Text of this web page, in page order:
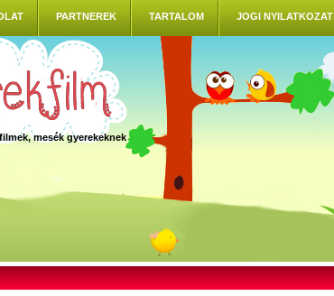
PARTNEREK TARTALOM JOGI NYILATKOZAT
mesék gyerekeknek